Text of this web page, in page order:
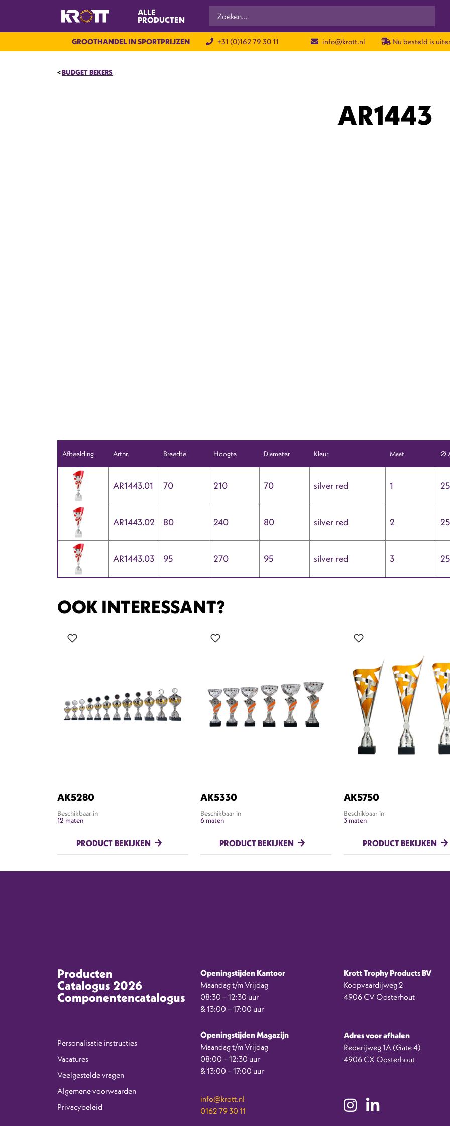
ALLE
PRODUCTEN
GROOTHANDEL IN SPORTPRIJZEN +31 (0)162 79 30 11 info@krott.nl Nu besteld is
BUDGET BEKERS
AR1443
Afbeelding Artnr. Breedte Hoogte Diameter Kleur Maat Ø
AR1443.01 70 210 70 silver red 1 25
AR1443.02 80 240 80 silver red 2 25
AR1443.03 95 270 95 silver red 3 25
OOK INTERESSANT?
AK5280
Beschikbaar in
12 maten
PRODUCT BEKIJKEN
AK5330
Beschikbaar in
6 maten
PRODUCT BEKIJKEN
AK5750
Beschikbaar in
3 maten
PRODUCT BEKIJKEN
Producten
Catalogus 2026
Componentencatalogus
Personalisatie instructies
Vacatures
Veelgestelde vragen
Algemene voorwaarden
Privacybeleid
Openingstijden Kantoor
Maandag t/m Vrijdag
08:30 – 12:30 uur
& 13:00 – 17:00 uur
Openingstijden Magazijn
Maandag t/m Vrijdag
08:00 – 12:30 uur
& 13:00 – 17:00 uur
info@krott.nl
0162 79 30 11
Krott Trophy Products BV
Koopvaardijweg 2
4906 CV Oosterhout
Adres voor afhalen
Rederijweg 1A (Gate 4)
4906 CX Oosterhout